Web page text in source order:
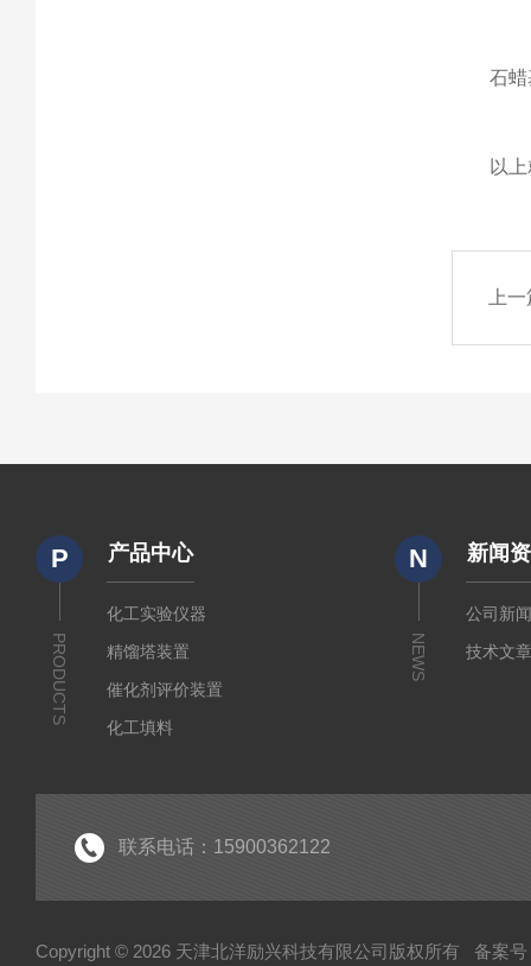
石蜡基
以上
上
P
PRODUCTS
产品中心
化工实验仪器
精馏塔装置
催化剂评价装置
化工填料
N
NEWS
新闻
公司新
技术文
联系电话：15900362122
Copyright © 2026 天津北洋励兴科技有限公司版权所有 备案号